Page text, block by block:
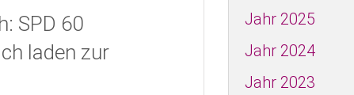
zur Kreistagswahl
AG 60plus
UB
SPD 60
laden zur
Jahr 2025
Jahr 2024
Jahr 2023